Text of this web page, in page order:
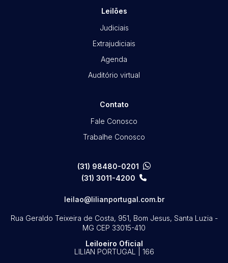
Leilões
Judiciais
Extrajudiciais
Agenda
Auditório virtual
Contato
Fale Conosco
Trabalhe Conosco
(31) 98480-0201
(31) 3011-4200
leilao@lilianportugal.com.br
Rua Geraldo Teixeira de Costa, 951, Bom Jesus, Santa Luzia -
MG CEP 33015-410
Leiloeiro Oficial
LILIAN PORTUGAL | 166